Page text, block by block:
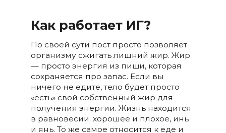
Как работает ИГ?
По своей сути пост просто позволяет
организму сжигать лишний жир. Жир
— просто энергия из пищи, которая
сохраняется про запас. Если вы
ничего не едите, тело будет просто
«есть» свой собственный жир для
получения энергии. Жизнь находится
в равновесии: хорошее и плохое, инь
и янь. То же самое относится к еде и